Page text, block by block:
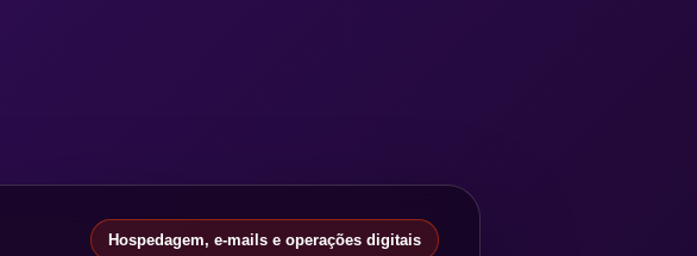
Hospedagem, e-mails e operações digitais